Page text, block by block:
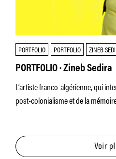
PORTFOLIO PORTFOLIO ZINEB
PORTFOLIO · Zineb Sedira
L’artiste franco-algérienne, qui
post-colonialisme et de la
Voir